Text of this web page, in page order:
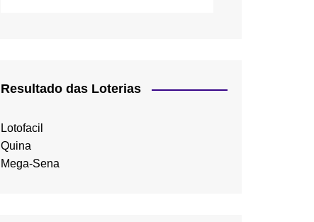
Resultado das Loterias
Lotofacil
Quina
Mega-Sena